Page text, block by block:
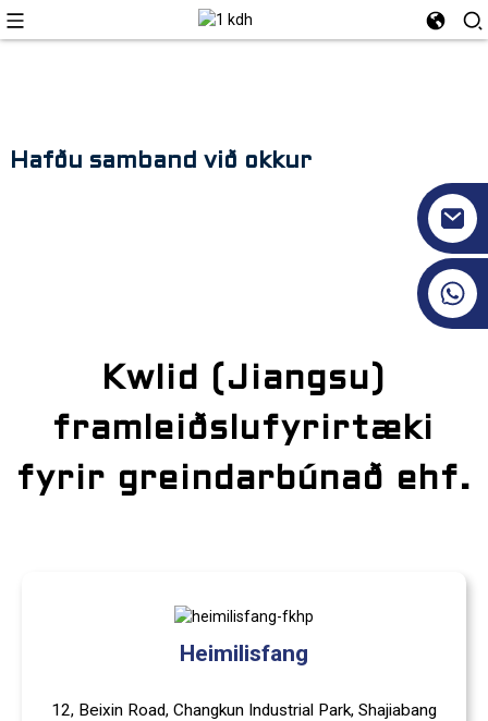
Hafðu samband við okkur
Kwlid (Jiangsu)
framleiðslufyrirtæki
fyrir greindarbúnað ehf.
Heimilisfang
12, Beixin Road, Changkun Industrial Park, Shajiabang